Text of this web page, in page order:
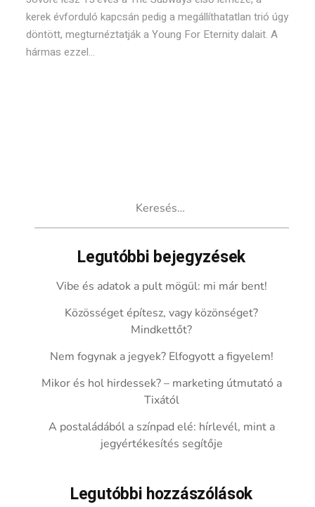
kerek évforduló kapcsán pedig a megállíthatatlan trió úgy
döntött, megturnéztatják a Young For Eternity dalait. A
hármas ezzel...
Legutóbbi bejegyzések
Vibe és adatok a pult mögül: mi már bent!
Közösséget építesz, vagy közönséget?
Mindkettőt?
Nem fogynak a jegyek? Elfogyott a figyelem!
Mikor és hol hirdessek? – marketing útmutató a
Tixától
A postaládából a színpad elé: hírlevél, mint a
jegyértékesítés segítője
Legutóbbi hozzászólások